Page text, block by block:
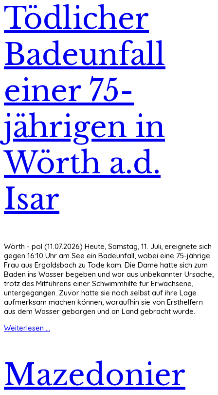
Tödlicher
Badeunfall
einer 75-
jährigen in
Wörth a.d.
Isar
Wörth - pol (11.07.2026) Heute, Samstag, 11. Juli, ereignete sich
gegen 16:10 Uhr am See ein Badeunfall, wobei eine 75-jährige
Frau aus Ergoldsbach zu Tode kam. Die Dame hatte sich zum
Baden ins Wasser begeben und war aus unbekannter Ursache,
trotz des Mitführens einer Schwimmhilfe für Erwachsene,
untergegangen. Zuvor hatte sie noch selbst auf ihre Lage
aufmerksam machen können, woraufhin sie von Ersthelfern
aus dem Wasser geborgen und an Land gebracht wurde.
Weiterlesen ...
Mazedonier